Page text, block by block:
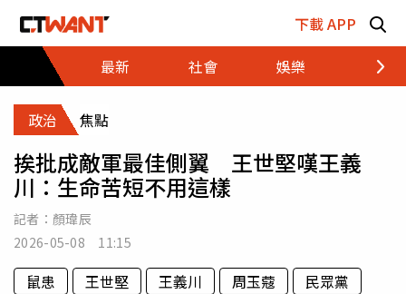
下載 APP
最新
社會 娛樂 財經
政治 焦點
挨批成敵軍最佳側翼 王世堅嘆王義
川：生命苦短不用這樣
記者： 顏瑋辰
2026-05-08 11:15
鼠患 王世堅 王義川 周玉蔻 民眾黨